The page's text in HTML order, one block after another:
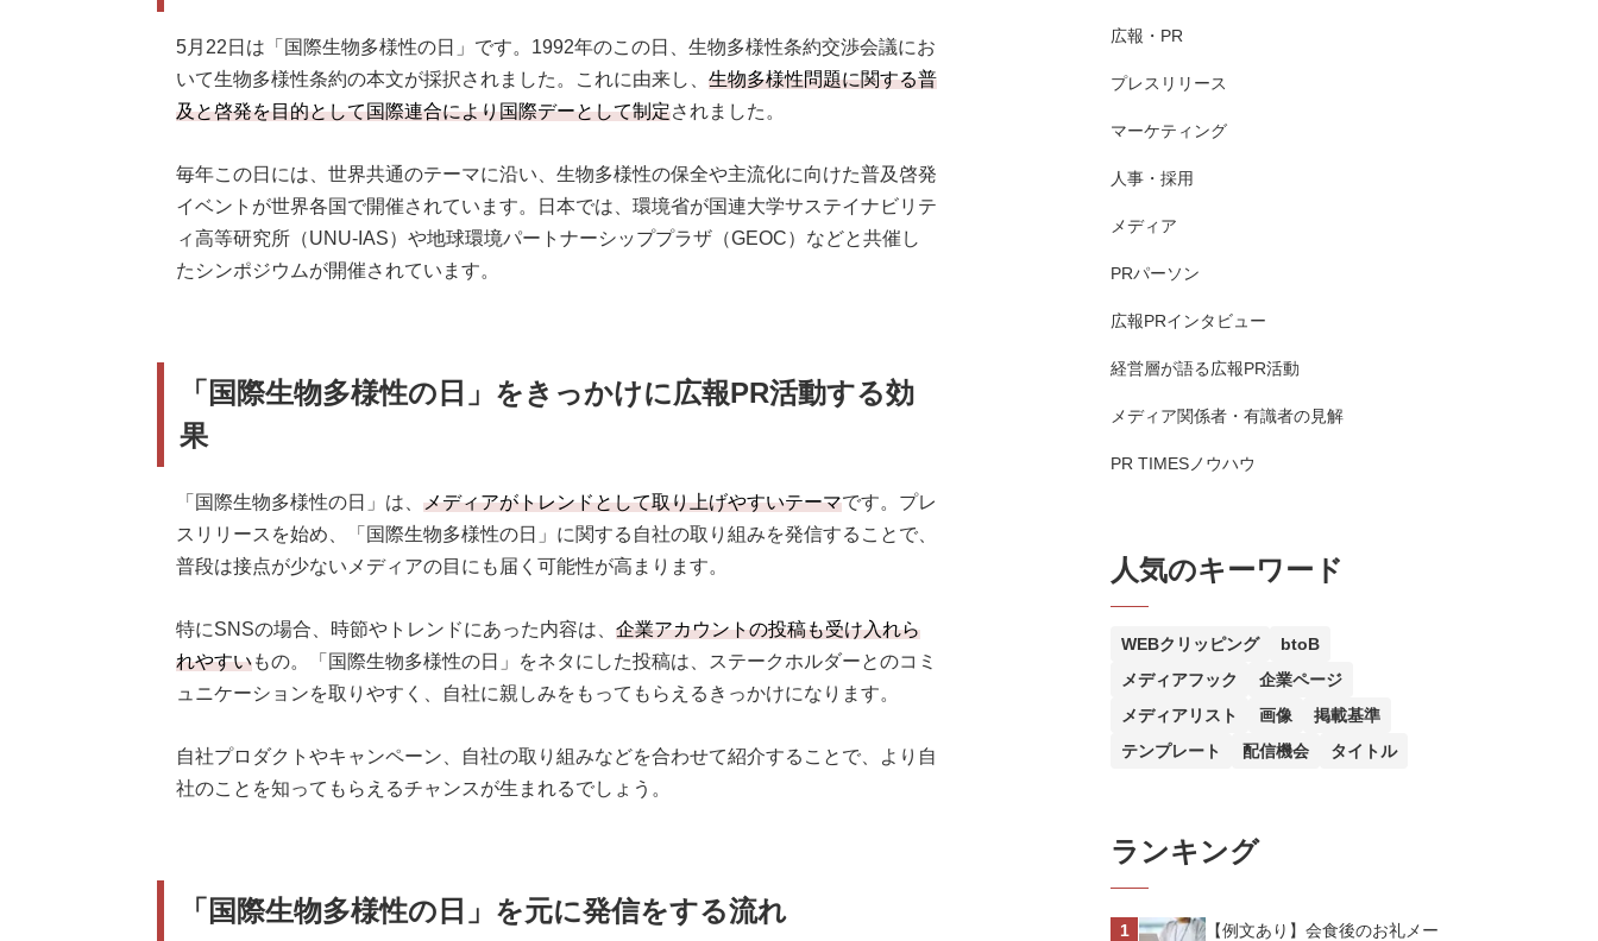
5月22日は「国際生物多様性の日」です。1992年のこの日、生物多様性条約交渉会議にお
いて生物多様性条約の本文が採択されました。これに由来し、 生物多様性問題に関する普
及と啓発を目的として国際連合により国際デーとして制定されました。
毎年この日には、世界共通のテーマに沿い、生物多様性の保全や主流化に向けた普及啓発
イベントが世界各国で開催されています。日本では、環境省が国連大学サステイナビリテ
ィ高等研究所（UNU-IAS）や地球環境パートナーシッププラザ（GEOC）などと共催し
たシンポジウムが開催されています。
「国際生物多様性の日」をきっかけに広報PR活動する効
果
「国際生物多様性の日」は、 メディアがトレンドとして取り上げやすいテーマです。プレ
スリリースを始め、「国際生物多様性の日」に関する自社の取り組みを発信することで、
普段は接点が少ないメディアの目にも届く可能性が高まります。
特にSNSの場合、時節やトレンドにあった内容は、 企業アカウントの投稿も受け入れら
れやすいもの。「国際生物多様性の日」をネタにした投稿は、ステークホルダーとのコミ
ュニケーションを取りやすく、自社に親しみをもってもらえるきっかけになります。
自社プロダクトやキャンペーン、自社の取り組みなどを合わせて紹介することで、より自
社のことを知ってもらえるチャンスが生まれるでしょう。
「国際生物多様性の日」を元に発信をする流れ
広報・PR
プレスリリース
マーケティング
人事・採用
メディア
PRパーソン
広報PRインタビュー
経営層が語る広報PR活動
メディア関係者・有識者の見解
PR TIMESノウハウ
人気のキーワード
WEBクリッピング
btoB
メディアフック
企業ページ
メディアリスト
画像
掲載基準
テンプレート
配信機会 タイトル
ランキング
【例文あり】会食後のお礼メー